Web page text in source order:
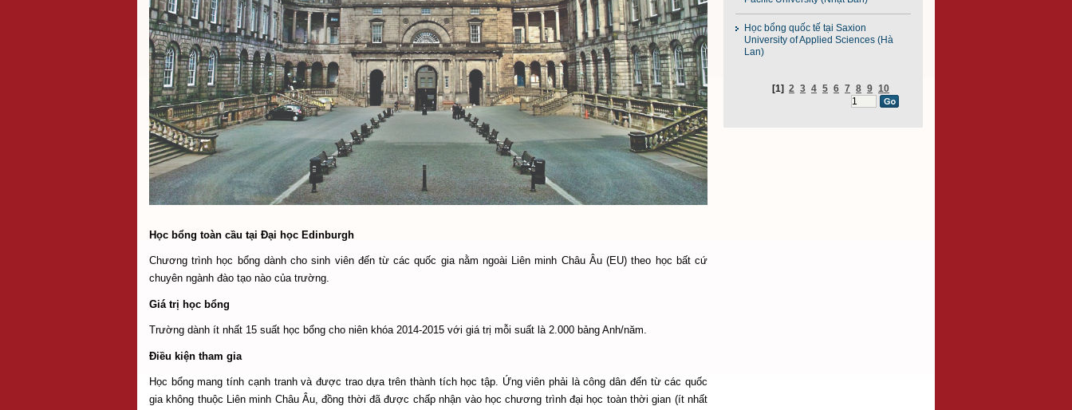
Học bổng toàn cầu tại Đại học Edinburgh
Chương trình học bổng dành cho sinh viên đến từ các quốc gia nằm ngoài Liên minh Châu Âu (EU) theo học bất cứ
chuyên ngành đào tạo nào của trường.
Giá trị học bổng
Trường dành ít nhất 15 suất học bổng cho niên khóa 2014-2015 với giá trị mỗi suất là 2.000 bảng Anh/năm.
Điều kiện tham gia
Học bổng mang tính cạnh tranh và được trao dựa trên thành tích học tập. Ứng viên phải là công dân đến từ các quốc
gia không thuộc Liên minh Châu Âu, đồng thời đã được chấp nhận vào học chương trình đại học toàn thời gian (ít nhất
Học bổng quốc tế tại Saxion
University of Applied Sciences (Hà
Lan)
[1] 2 3 4 5 6 7 8 9 10